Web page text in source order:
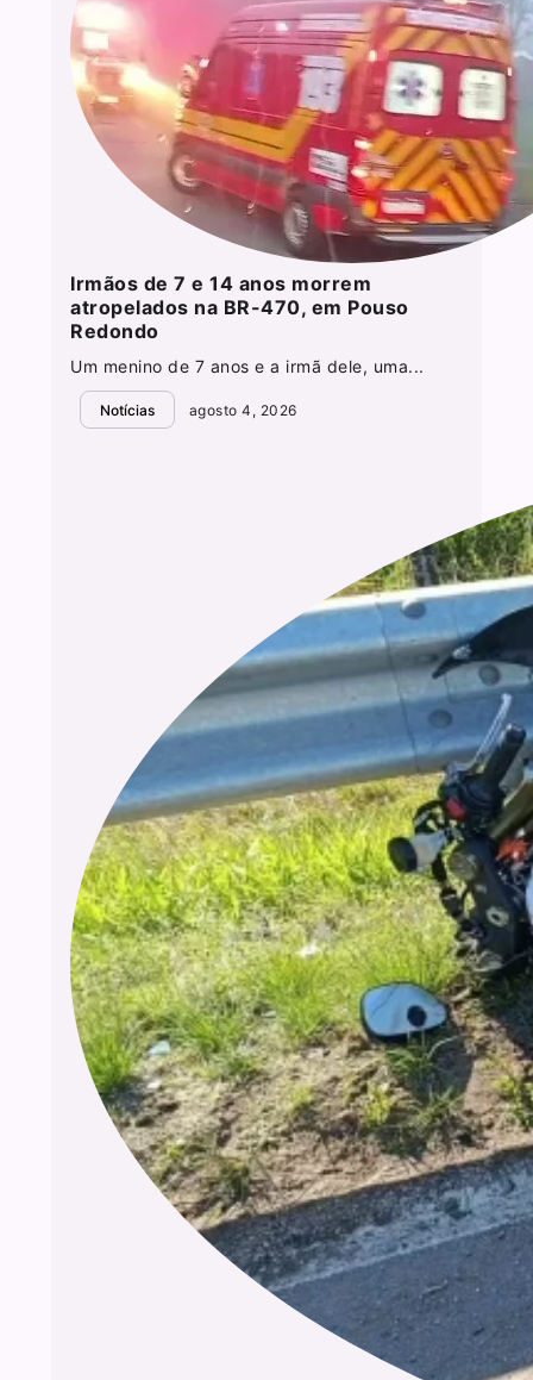
Irmãos de 7 e 14 anos morrem
atropelados na BR-470, em Pouso
Redondo
Um menino de 7 anos e a irmã dele, uma...
Notícias agosto 4, 2026